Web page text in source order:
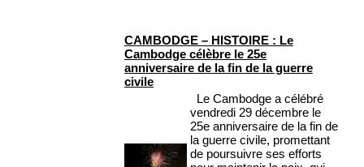
CAMBODGE – HISTOIRE : Le
Cambodge célèbre le 25e
anniversaire de la fin de la guerre
civile
Le Cambodge a célébré
vendredi 29 décembre le
25e anniversaire de la fin de
la guerre civile, promettant
de poursuivre ses efforts